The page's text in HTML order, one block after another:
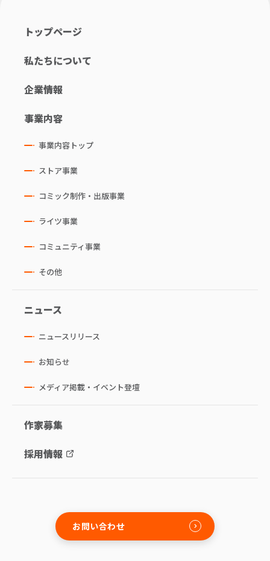
トップページ
私たちについて
企業情報
事業内容
事業内容トップ
ストア事業
コミック制作・出版事業
ライツ事業
コミュニティ事業
その他
ニュース
ニュースリリース
お知らせ
メディア掲載・イベント登壇
作家募集
採用情報
お問い合わせ